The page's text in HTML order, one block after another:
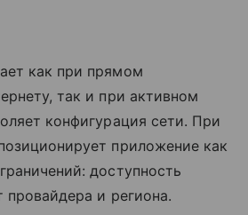
как при прямом
так и при активном
конфигурация сети. При
приложение как
доступность
провайдера и региона.